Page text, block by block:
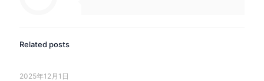
Related posts
2025年12月1日